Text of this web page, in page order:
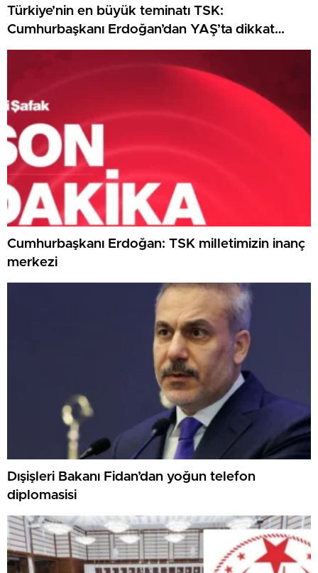
Türkiye’nin en büyük teminatı TSK:
Cumhurbaşkanı Erdoğan’dan YAŞ’ta dikkat
çeken ileti
Cumhurbaşkanı Erdoğan: TSK milletimizin inanç
merkezi
Dışişleri Bakanı Fidan’dan yoğun telefon
diplomasisi